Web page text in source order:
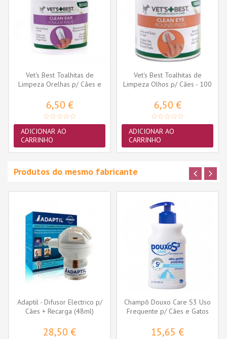
Vet's Best Toalhitas de
Limpeza Orelhas p/ Cães e
6,50 €
ADICIONAR AO
CARRINHO
Vet's Best Toalhitas de
Limpeza Olhos p/ Cães - 100
6,50 €
ADICIONAR AO
CARRINHO
Produtos do mesmo fabricante
Adaptil - Difusor Electrico p/
Cães + Recarga (48ml)
28,50 €
Champô Douxo Care S3 Uso
Frequente p/ Cães e Gatos
15,65 €